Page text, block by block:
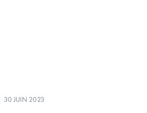
30 JUIN 2023